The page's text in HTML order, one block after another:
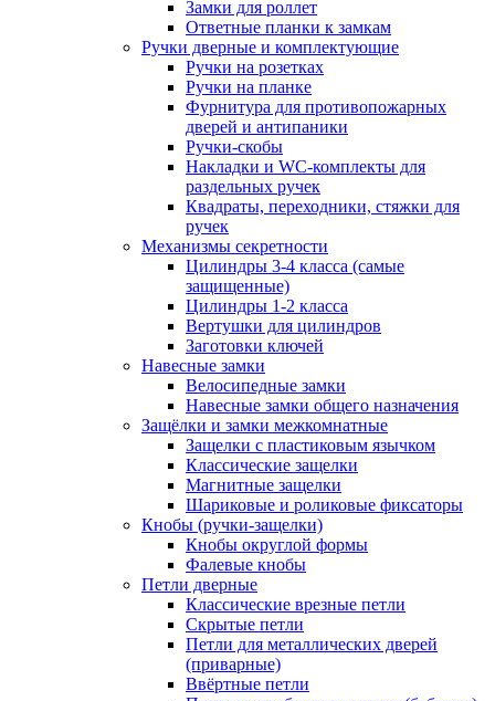
Замки для роллет
Ответные планки к замкам
Ручки дверные и комплектующие
Ручки на розетках
Ручки на планке
Фурнитура для противопожарных
дверей и антипаники
Ручки-скобы
Накладки и WC-комплекты для
раздельных ручек
Квадраты, переходники, стяжки для
ручек
Механизмы секретности
Цилиндры 3-4 класса (самые
защищенные)
Цилиндры 1-2 класса
Вертушки для цилиндров
Заготовки ключей
Навесные замки
Велосипедные замки
Навесные замки общего назначения
Защёлки и замки межкомнатные
Защелки с пластиковым язычком
Классические защелки
Магнитные защелки
Шариковые и роликовые фиксаторы
Кнобы (ручки-защелки)
Кнобы округлой формы
Фалевые кнобы
Петли дверные
Классические врезные петли
Скрытые петли
Петли для металлических дверей
(приварные)
Ввёртные петли